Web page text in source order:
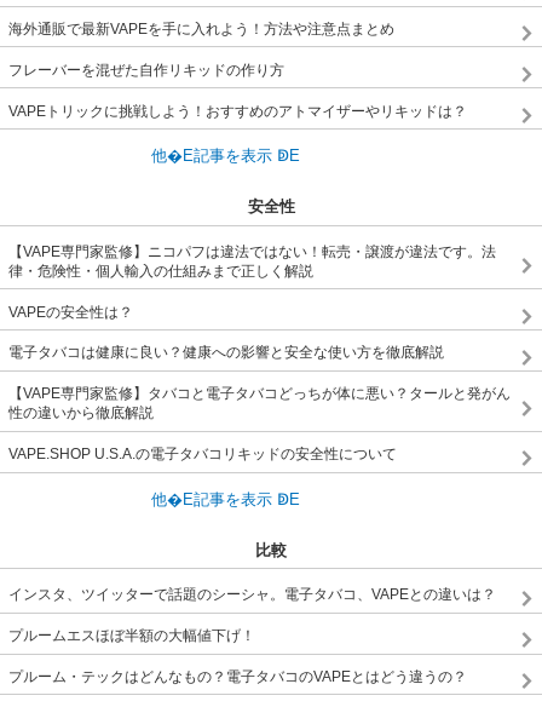
海外通販で最新VAPEを手に入れよう！方法や注意点まとめ
フレーバーを混ぜた自作リキッドの作り方
VAPEトリックに挑戦しよう！おすすめのアトマイザーやリキッドは？
安全性
【VAPE専門家監修】ニコパフは違法ではない！転売・譲渡が違法です。法
律・危険性・個人輸入の仕組みまで正しく解説
VAPEの安全性は？
電子タバコは健康に良い？健康への影響と安全な使い方を徹底解説
【VAPE専門家監修】タバコと電子タバコどっちが体に悪い？タールと発がん
性の違いから徹底解説
VAPE.SHOP U.S.A.の電子タバコリキッドの安全性について
比較
インスタ、ツイッターで話題のシーシャ。電子タバコ、VAPEとの違いは？
プルームエスほぼ半額の大幅値下げ！
プルーム・テックはどんなもの？電子タバコのVAPEとはどう違うの？